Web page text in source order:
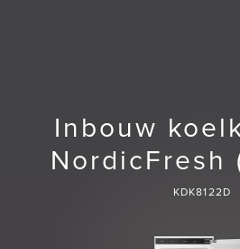
Inbouw
NordicFresh
KDK8122D